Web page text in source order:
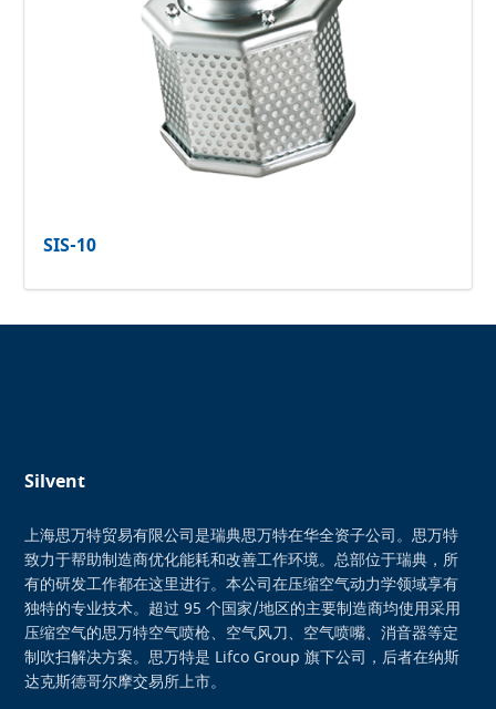
SIS-10
Silvent
上海思万特贸易有限公司是瑞典思万特在华全资子公司。思万特
致力于帮助制造商优化能耗和改善工作环境。总部位于瑞典，所
有的研发工作都在这里进行。本公司在压缩空气动力学领域享有
独特的专业技术。超过 95 个国家/地区的主要制造商均使用采用
压缩空气的思万特空气喷枪、空气风刀、空气喷嘴、消音器等定
制吹扫解决方案。思万特是 Lifco Group 旗下公司，后者在纳斯
达克斯德哥尔摩交易所上市。